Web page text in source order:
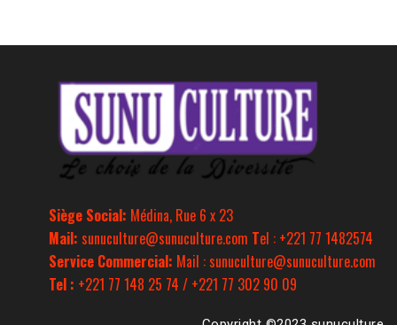
Siège Social: Médina, Rue 6 x 23
Mail: sunuculture@sunuculture.com Tel : +221 77 1482574
Service Commercial: Mail : sunuculture@sunuculture.com
Tel : +221 77 148 25 74 / +221 77 302 90 09